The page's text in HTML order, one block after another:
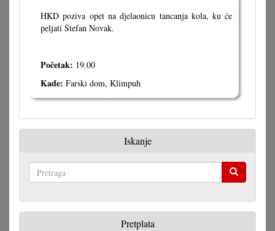
HKD poziva opet na djelaonicu tancanja kola, ku će
peljati Štefan Novak.
Početak: 19.00
Kade: Farski dom, Klimpuh
Iskanje
Pretplata